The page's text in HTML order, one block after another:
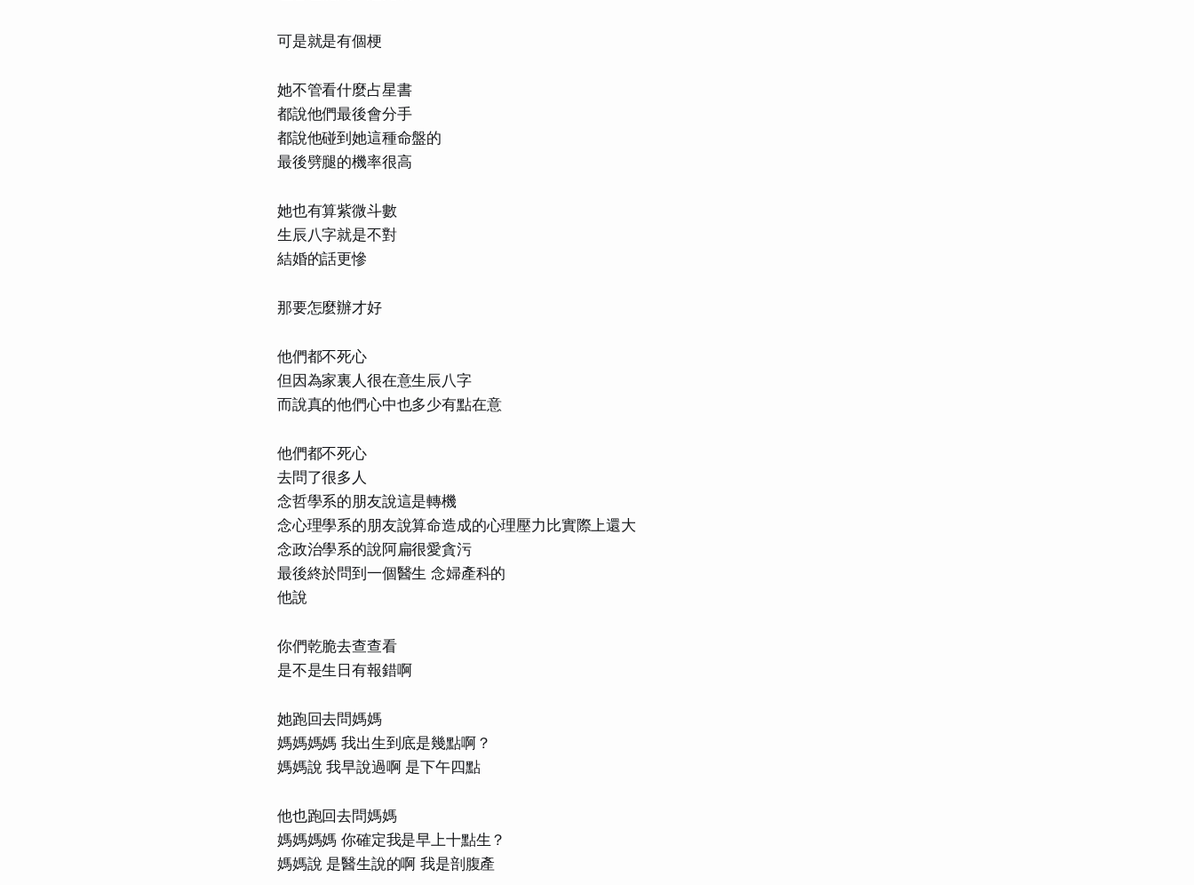
可是就是有個梗
她不管看什麼占星書
都說他們最後會分手
都說他碰到她這種命盤的
最後劈腿的機率很高
她也有算紫微斗數
生辰八字就是不對
結婚的話更慘
那要怎麼辦才好
他們都不死心
但因為家裏人很在意生辰八字
而說真的他們心中也多少有點在意
他們都不死心
去問了很多人
念哲學系的朋友說這是轉機
念心理學系的朋友說算命造成的心理壓力比實際上還大
念政治學系的說阿扁很愛貪污
最後終於問到一個醫生 念婦產科的
他說
你們乾脆去查查看
是不是生日有報錯啊
她跑回去問媽媽
媽媽媽媽 我出生到底是幾點啊？
媽媽說 我早說過啊 是下午四點
他也跑回去問媽媽
媽媽媽媽 你確定我是早上十點生？
媽媽說 是醫生說的啊 我是剖腹產